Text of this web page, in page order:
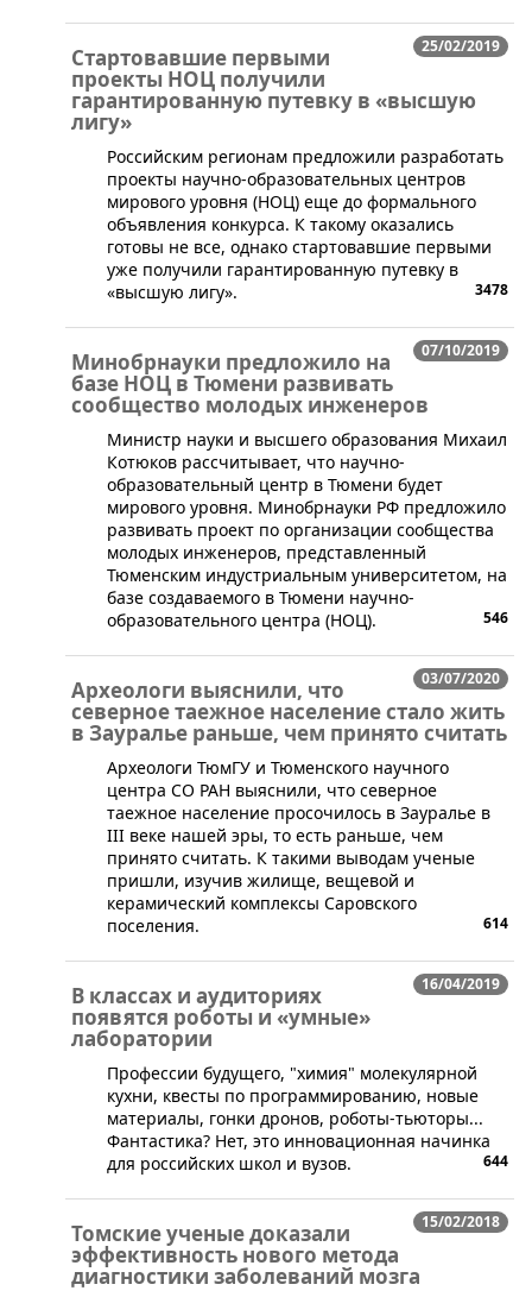
25/02/2019
Cтартовавшие первыми
проекты НОЦ получили
гарантированную путевку в «высшую
лигу»
​Российским регионам предложили разработать
проекты научно-образовательных центров
мирового уровня (НОЦ) еще до формального
объявления конкурса. К такому оказались
готовы не все, однако стартовавшие первыми
уже получили гарантированную путевку в
«высшую лигу».
3478
07/10/2019
Минобрнауки предложило на
базе НОЦ в Тюмени развивать
сообщество молодых инженеров
​Министр науки и высшего образования Михаил
Котюков рассчитывает, что научно-
образовательный центр в Тюмени будет
мирового уровня. Минобрнауки РФ предложило
развивать проект по организации сообщества
молодых инженеров, представленный
Тюменским индустриальным университетом, на
базе создаваемого в Тюмени научно-
образовательного центра (НОЦ).
546
03/07/2020
Археологи выяснили, что
северное таежное население стало жить
в Зауралье раньше, чем принято считать
Археологи ТюмГУ и Тюменского научного
центра СО РАН выяснили, что северное
таежное население просочилось в Зауралье в
III веке нашей эры, то есть раньше, чем
принято считать. К такими выводам ученые
пришли, изучив жилище, вещевой и
керамический комплексы Саровского
поселения.
614
16/04/2019
В классах и аудиториях
появятся роботы и «умные»
лаборатории
​Профессии будущего, "химия" молекулярной
кухни, квесты по программированию, новые
материалы, гонки дронов, роботы-тьюторы...
Фантастика? Нет, это инновационная начинка
для российских школ и вузов.
644
15/02/2018
Томские ученые доказали
эффективность нового метода
диагностики заболеваний мозга